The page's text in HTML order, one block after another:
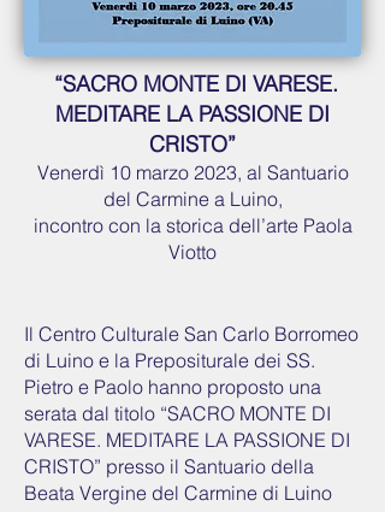
“SACRO MONTE DI VARESE.
MEDITARE LA PASSIONE DI
CRISTO”
Venerdì 10 marzo 2023, al Santuario
del Carmine a Luino,
incontro con la storica dell’arte Paola
Viotto
Il Centro Culturale San Carlo Borromeo
di Luino e la Prepositurale dei SS.
Pietro e Paolo hanno proposto una
serata dal titolo “SACRO MONTE DI
VARESE. MEDITARE LA PASSIONE DI
CRISTO” presso il Santuario della
Beata Vergine del Carmine di Luino